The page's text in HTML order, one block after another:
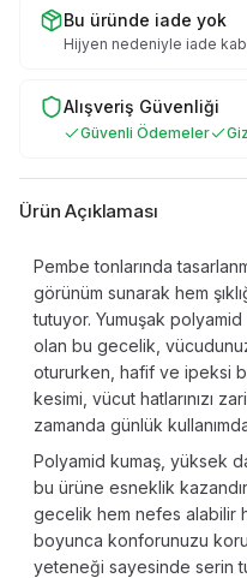
Bu üründe iade yok
Hijyen nedeniyle iade
Alışveriş Güvenliği
Güvenli Ödemeler
Ürün Açıklaması
Pembe tonlarında
görünüm sunarak hem
tutuyor. Yumuşak polyamid
olan bu gecelik,
otururken, hafif ve ipeksi
kesimi, vücut hatlarınızı
zamanda günlük
Polyamid kumaş, yüksek
bu ürüne esneklik
gecelik hem nefes alabilir
boyunca konforunuzu
yeteneği sayesinde serin